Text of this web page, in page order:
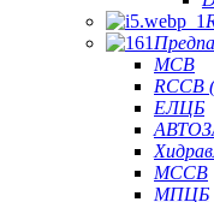
MCB
RCCB
ЕЛЦБ
MCCB
МПЦБ